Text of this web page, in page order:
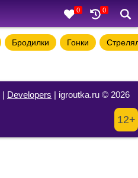
0 0
Бродилки Гонки
| Developers | igroutka.ru © 2026
12+